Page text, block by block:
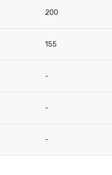
200
155
-
-
-